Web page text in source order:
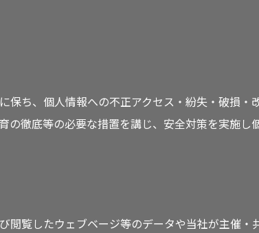
保ち、個人情報への不正アクセス・紛失・破損
徹底等の必要な措置を講じ、安全対策を実施し
閲覧したウェブベージ等のデータや当社が主催